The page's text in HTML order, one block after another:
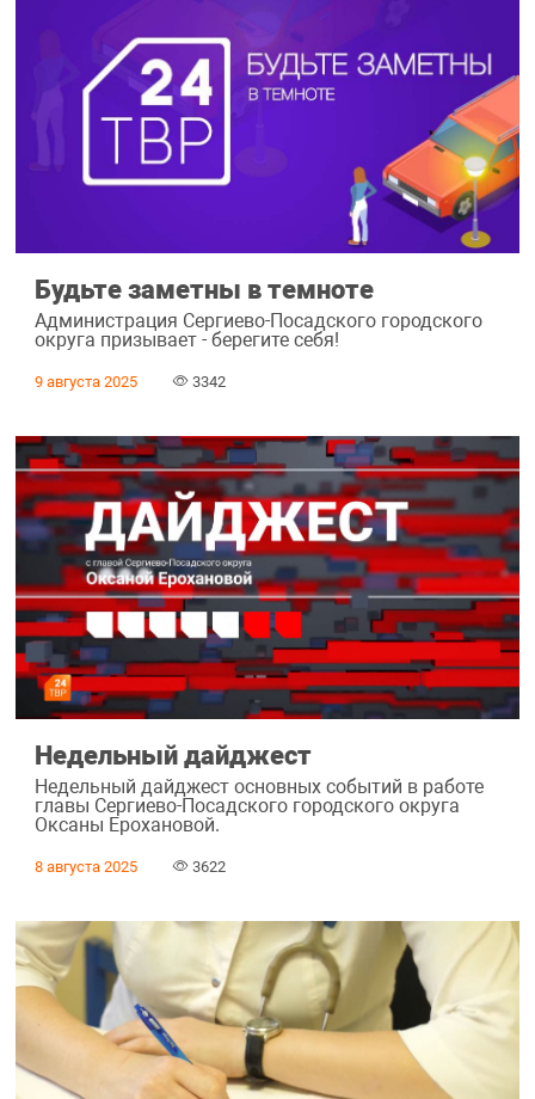
Будьте заметны в темноте
Администрация Сергиево-Посадского городского
округа призывает - берегите себя!
9 августа 2025 3342
Недельный дайджест
Недельный дайджест основных событий в работе
главы Сергиево-Посадского городского округа
Оксаны Ерохановой.
8 августа 2025 3622